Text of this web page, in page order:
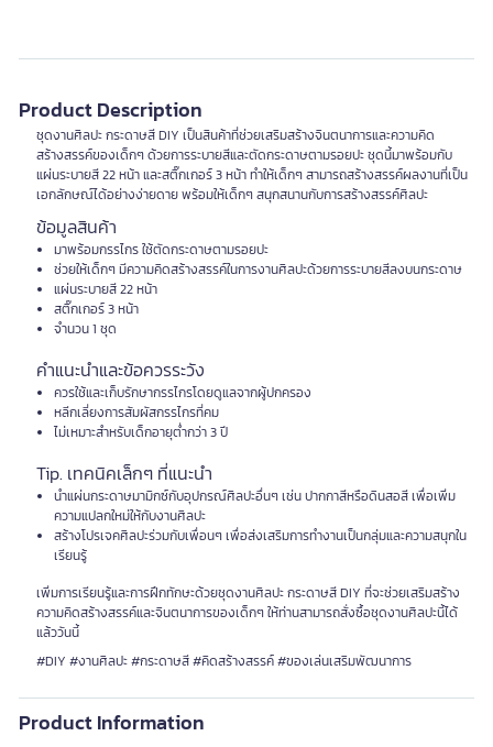
Product Description
ชุดงานศิลปะ กระดาษสี DIY เป็นสินค้าที่ช่วยเสริมสร้างจินตนาการและความคิด
สร้างสรรค์ของเด็กๆ ด้วยการระบายสีและตัดกระดาษตามรอยปะ ชุดนี้มาพร้อมกับ
แผ่นระบายสี 22 หน้า และสติ๊กเกอร์ 3 หน้า ทำให้เด็กๆ สามารถสร้างสรรค์ผลงานที่เป็น
เอกลักษณ์ได้อย่างง่ายดาย พร้อมให้เด็กๆ สนุกสนานกับการสร้างสรรค์ศิลปะ
ข้อมูลสินค้า
มาพร้อมกรรไกร ใช้ตัดกระดาษตามรอยปะ
ช่วยให้เด็กๆ มีความคิดสร้างสรรค์ในการงานศิลปะด้วยการระบายสีลงบนกระดาษ
แผ่นระบายสี 22 หน้า
สติ๊กเกอร์ 3 หน้า
จำนวน 1 ชุด
คำแนะนำและข้อควรระวัง
ควรใช้และเก็บรักษากรรไกรโดยดูแลจากผู้ปกครอง
หลีกเลี่ยงการสัมผัสกรรไกรที่คม
ไม่เหมาะสำหรับเด็กอายุต่ำกว่า 3 ปี
Tip. เทคนิคเล็กๆ ที่แนะนำ
นำแผ่นกระดาษมามิกซ์กับอุปกรณ์ศิลปะอื่นๆ เช่น ปากกาสีหรือดินสอสี เพื่อเพิ่ม
ความแปลกใหม่ให้กับงานศิลปะ
สร้างโปรเจคศิลปะร่วมกับเพื่อนๆ เพื่อส่งเสริมการทำงานเป็นกลุ่มและความสนุกใน
เรียนรู้
เพิ่มการเรียนรู้และการฝึกทักษะด้วยชุดงานศิลปะ กระดาษสี DIY ที่จะช่วยเสริมสร้าง
ความคิดสร้างสรรค์และจินตนาการของเด็กๆ ให้ท่านสามารถสั่งซื้อชุดงานศิลปะนี้ได้
แล้ววันนี้
#DIY #งานศิลปะ #กระดาษสี #คิดสร้างสรรค์ #ของเล่นเสริมพัฒนาการ
Product Information